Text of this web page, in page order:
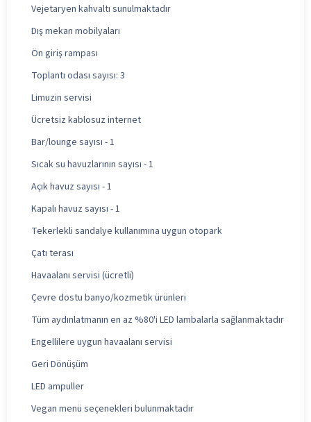
Vejetaryen kahvaltı sunulmaktadır
Dış mekan mobilyaları
Ön giriş rampası
Toplantı odası sayısı: 3
Limuzin servisi
Ücretsiz kablosuz internet
Bar/lounge sayısı - 1
Sıcak su havuzlarının sayısı - 1
Açık havuz sayısı - 1
Kapalı havuz sayısı - 1
Tekerlekli sandalye kullanımına uygun otopark
Çatı terası
Havaalanı servisi (ücretli)
Çevre dostu banyo/kozmetik ürünleri
Tüm aydınlatmanın en az %80'i LED lambalarla sağlanmaktadır
Engellilere uygun havaalanı servisi
Geri Dönüşüm
LED ampuller
Vegan menü seçenekleri bulunmaktadır